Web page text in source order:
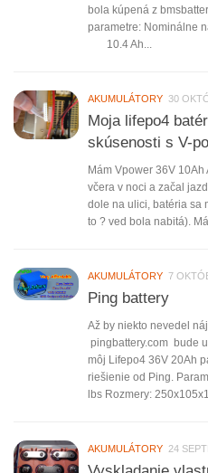
bola kúpená z
parametre:
10.4 Ah...
AKUMULÁTORY 30
Moja lifepo4
skúsenosti s V-
Mám Vpower 36V 10Ah
včera v noci a začal
dole na ulici, batéria sa
to ? ved bola nabitá).
AKUMULÁTORY 7
Ping battery
Až by niekto nevedel
pingbattery.com bude
môj Lifepo4 36V 20Ah
riešienie od Ping.
lbs Rozmery:
AKUMULÁTORY 24